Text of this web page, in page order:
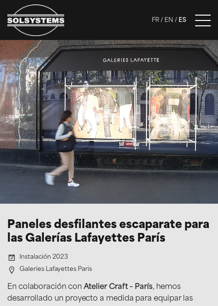
FR EN ES
Paneles desfilantes escaparate para
las Galerías Lafayettes París
Instalación 2023
Galeries Lafayettes Paris
En colaboración con Atelier Craft – París, hemos
desarrollado un proyecto a medida para equipar las